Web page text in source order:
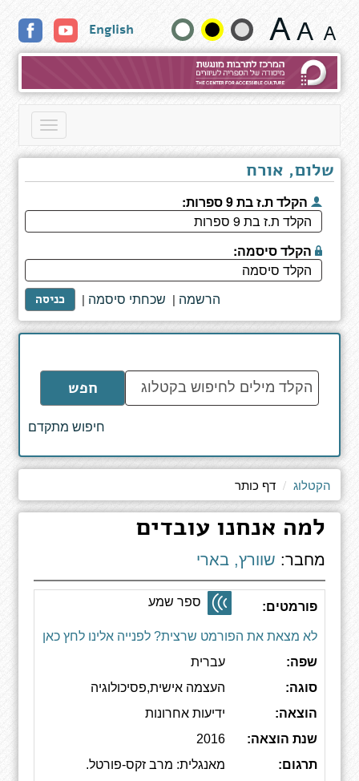
אנחנו
עובדים
שנה
גודל
טקסט
English
Toggle
שלום, אורח
הקלד ת.ז בת 9 ספרות:
הקלד סיסמה:
כניסה | שכחתי סיסמה | הרשמה
הקלד
מילים
לחיפוש
חפש
חיפוש מתקדם
הקטלוג דף כותר
למה אנחנו עובדים
מחבר: שוורץ, בארי
פורמטים: ספר שמע
לא מצאת את הפורמט שרצית? לפנייה אלינו לחץ כאן
שפה:
עברית
סוגה:
העצמה אישית,פסיכולוגיה
הוצאה:
ידיעות אחרונות
שנת הוצאה:
2016
תרגום:
מאנגלית: מרב זקס-פורטל.